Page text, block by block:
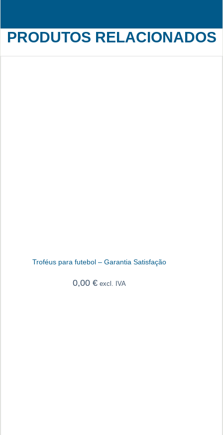
PRODUTOS RELACIONADOS
Troféus para futebol – Garantia Satisfação
0,00 €excl. IVA